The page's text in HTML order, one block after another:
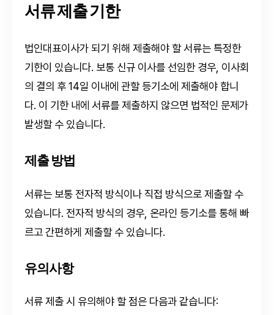
서류 제출 기한
법인대표이사가 되기 위해 제출해야 할 서류는 특정한
기한이 있습니다. 보통 신규 이사를 선임한 경우, 이사회
의 결의 후 14일 이내에 관할 등기소에 제출해야 합니
다. 이 기한 내에 서류를 제출하지 않으면 법적인 문제가
발생할 수 있습니다.
제출 방법
서류는 보통 전자적 방식이나 직접 방식으로 제출할 수
있습니다. 전자적 방식의 경우, 온라인 등기소를 통해 빠
르고 간편하게 제출할 수 있습니다.
유의사항
서류 제출 시 유의해야 할 점은 다음과 같습니다: